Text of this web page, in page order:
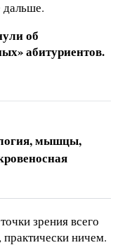
об
абитуриентов.
мышцы,
зрения всего
ничем.